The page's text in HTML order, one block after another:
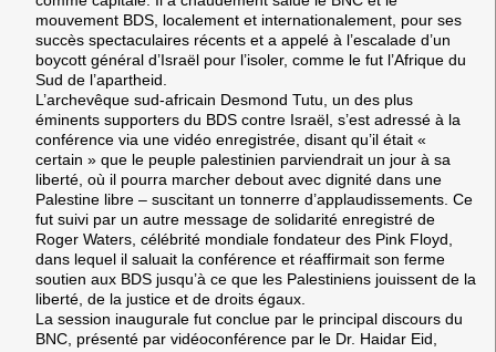
mouvement BDS, localement et internationalement, pour ses
succès spectaculaires récents et a appelé à l’escalade d’un
boycott général d’Israël pour l’isoler, comme le fut l’Afrique du
Sud de l’apartheid.
L’archevêque sud-africain Desmond Tutu , un des plus
éminents supporters du BDS contre Israël, s’est adressé à la
conférence via une vidéo enregistrée, disant qu’il était «
certain » que le peuple palestinien parviendrait un jour à sa
liberté, où il pourra marcher debout avec dignité dans une
Palestine libre – suscitant un tonnerre d’applaudissements. Ce
fut suivi par un autre message de solidarité enregistré de
Roger Waters , célébrité mondiale fondateur des Pink Floyd,
dans lequel il saluait la conférence et réaffirmait son ferme
soutien aux BDS jusqu’à ce que les Palestiniens jouissent de la
liberté, de la justice et de droits égaux.
La session inaugurale fut conclue par le principal discours du
BNC, présenté par vidéoconférence par le Dr. Haidar Eid